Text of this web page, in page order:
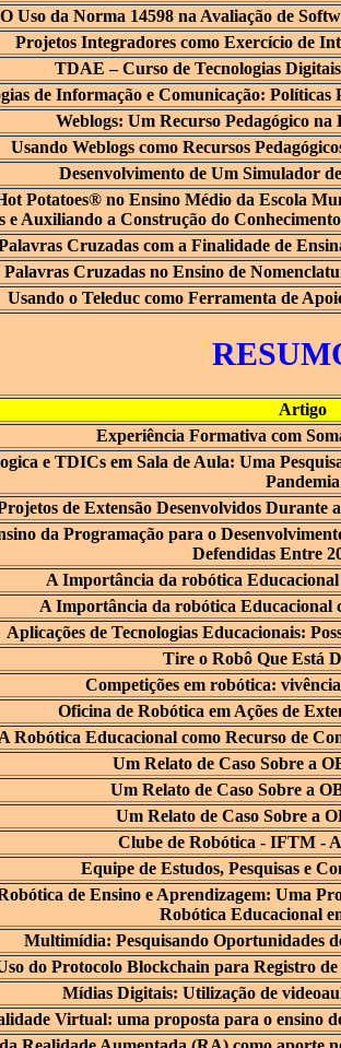
O Uso da Norma 14598 na Avaliação de
Projetos Integradores como Exercício de
TDAE – Curso de Tecnologias
de Informação e Comunicação:
Weblogs: Um Recurso Pedagógico na
Usando Weblogs como Recursos
Desenvolvimento de Um Simulador
Potatoes® no Ensino Médio da Escola
e Auxiliando a Construção do
Cruzadas com a Finalidade de
Cruzadas no Ensino de
Usando o Teleduc como Ferramenta de
Artigo
Experiência Formativa com
e TDICs em Sala de Aula: Uma
Pandemia
de Extensão Desenvolvidos Durante
da Programação para o
Defendidas Entre
A Importância da robótica
A Importância da robótica Educacional
Aplicações de Tecnologias Educacionais:
Tire o Robô Que Está
Competições em robótica:
Oficina de Robótica em Ações de
A Robótica Educacional como Recurso de
Um Relato de Caso Sobre a
Um Relato de Caso Sobre a
Um Relato de Caso Sobre a
Clube de Robótica - IFTM -
Equipe de Estudos, Pesquisas e
de Ensino e Aprendizagem: Uma
Robótica Educacional
Multimídia: Pesquisando Oportunidades
do Protocolo Blockchain para Registro
Mídias Digitais: Utilização de
Virtual: uma proposta para o ensino